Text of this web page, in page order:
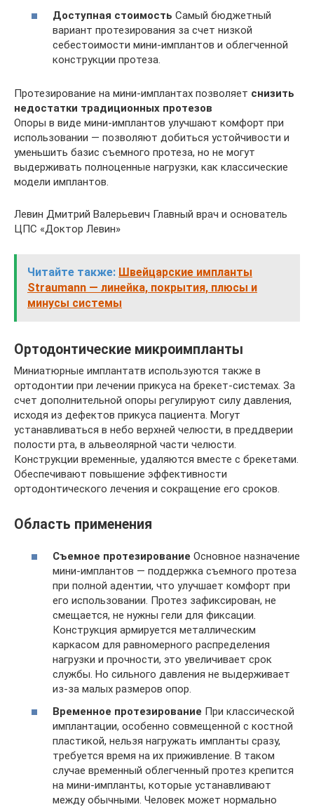
Доступная стоимость Самый бюджетный
вариант протезирования за счет низкой
себестоимости мини-имплантов и облегченной
конструкции протеза.
Протезирование на мини-имплантах позволяет снизить
недостатки традиционных протезов
Опоры в виде мини-имплантов улучшают комфорт при
использовании — позволяют добиться устойчивости и
уменьшить базис съемного протеза, но не могут
выдерживать полноценные нагрузки, как классические
модели имплантов.
Левин Дмитрий Валерьевич Главный врач и основатель
ЦПС «Доктор Левин»
Читайте также: Швейцарские импланты
Straumann — линейка, покрытия, плюсы и
минусы системы
Ортодонтические микроимпланты
Миниатюрные имплантатв используются также в
ортодонтии при лечении прикуса на брекет-системах. За
счет дополнительной опоры регулируют силу давления,
исходя из дефектов прикуса пациента. Могут
устанавливаться в небо верхней челюсти, в преддверии
полости рта, в альвеолярной части челюсти.
Конструкции временные, удаляются вместе с брекетами.
Обеспечивают повышение эффективности
ортодонтического лечения и сокращение его сроков.
Область применения
Съемное протезирование Основное назначение
мини-имплантов — поддержка съемного протеза
при полной адентии, что улучшает комфорт при
его использовании. Протез зафиксирован, не
смещается, не нужны гели для фиксации.
Конструкция армируется металлическим
каркасом для равномерного распределения
нагрузки и прочности, это увеличивает срок
службы. Но сильного давления не выдерживает
из-за малых размеров опор.
Временное протезирование При классической
имплантации, особенно совмещенной с костной
пластикой, нельзя нагружать импланты сразу,
требуется время на их приживление. В таком
случае временный облегченный протез крепится
на мини-импланты, которые устанавливают
между обычными. Человек может нормально